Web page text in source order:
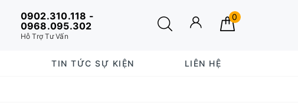
0902.310.118 -
0968.095.302
Hỗ Trợ Tư Vấn
0
TIN TỨC SỰ KIỆN LIÊN HỆ